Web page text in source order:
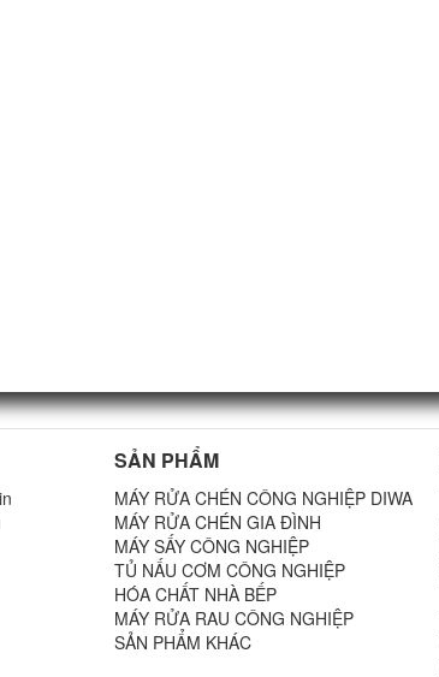
SẢN PHẨM
MÁY RỬA CHÉN CÔNG NGHIỆP DIWA
MÁY RỬA CHÉN GIA ĐÌNH
MÁY SẤY CÔNG NGHIỆP
TỦ NẤU CƠM CÔNG NGHIỆP
HÓA CHẤT NHÀ BẾP
MÁY RỬA RAU CÔNG NGHIỆP
SẢN PHẨM KHÁC